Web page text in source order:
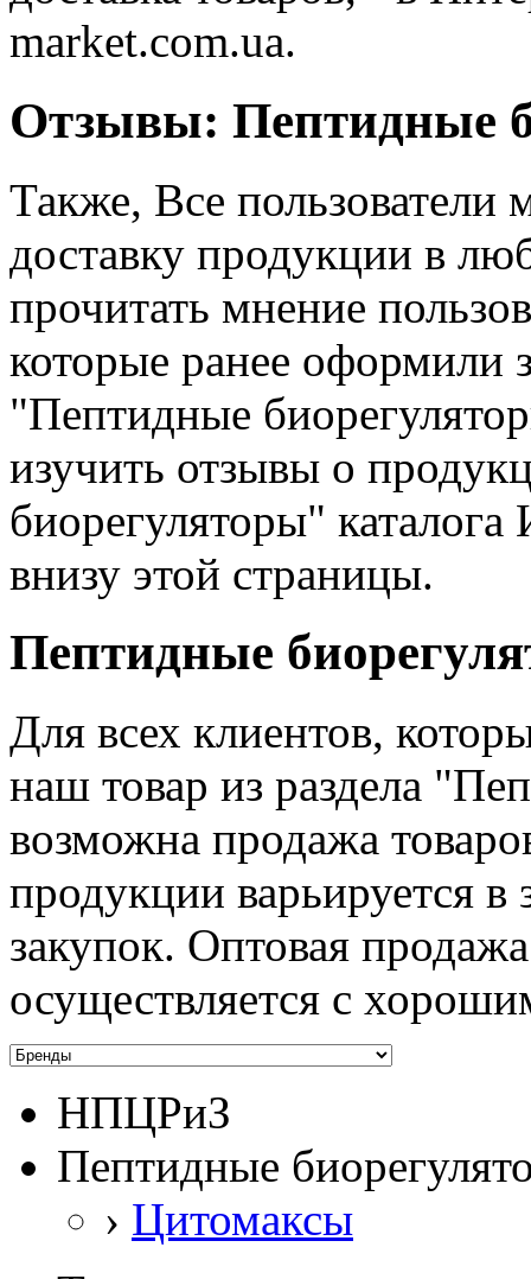
market.com.ua.
Отзывы: Пептидные
Также, Все пользователи
доставку продукции в
прочитать мнение
которые ранее оформили
"Пептидные
изучить отзывы о
биорегуляторы"
внизу этой страницы.
Пептидные
Для всех клиентов,
наш товар из раздела
возможна продажа
продукции варьируется
закупок. Оптовая
осуществляется с
НПЦРиЗ
Пептидные
› Цитомаксы